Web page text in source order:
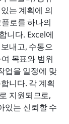
는 계획에 의
로를 하나의
니다. Excel에
내고, 수동으
목표와 범위
업을 일정에 맞
니다. 각 계획
지원되므로,
있는 신뢰할 수